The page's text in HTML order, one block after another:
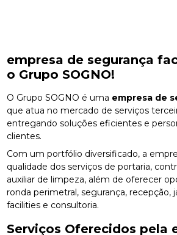
empresa de segurança
o Grupo SOGNO!
O Grupo SOGNO é uma empresa de
que atua no mercado de serviços
entregando soluções eficientes e
clientes.
Com um portfólio diversificado, a
qualidade dos serviços de portaria,
auxiliar de limpeza, além de oferecer
ronda perimetral, segurança, recepção,
facilities e consultoria.
Serviços Oferecidos pela